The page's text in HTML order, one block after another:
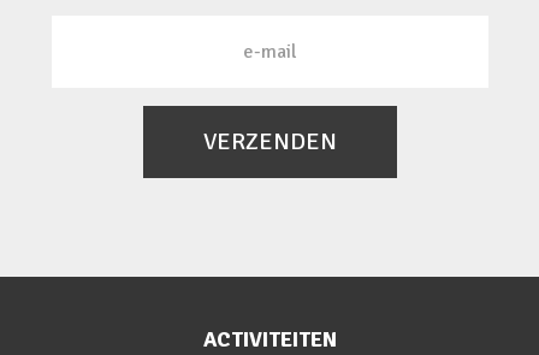
VERZENDEN
ACTIVITEITEN